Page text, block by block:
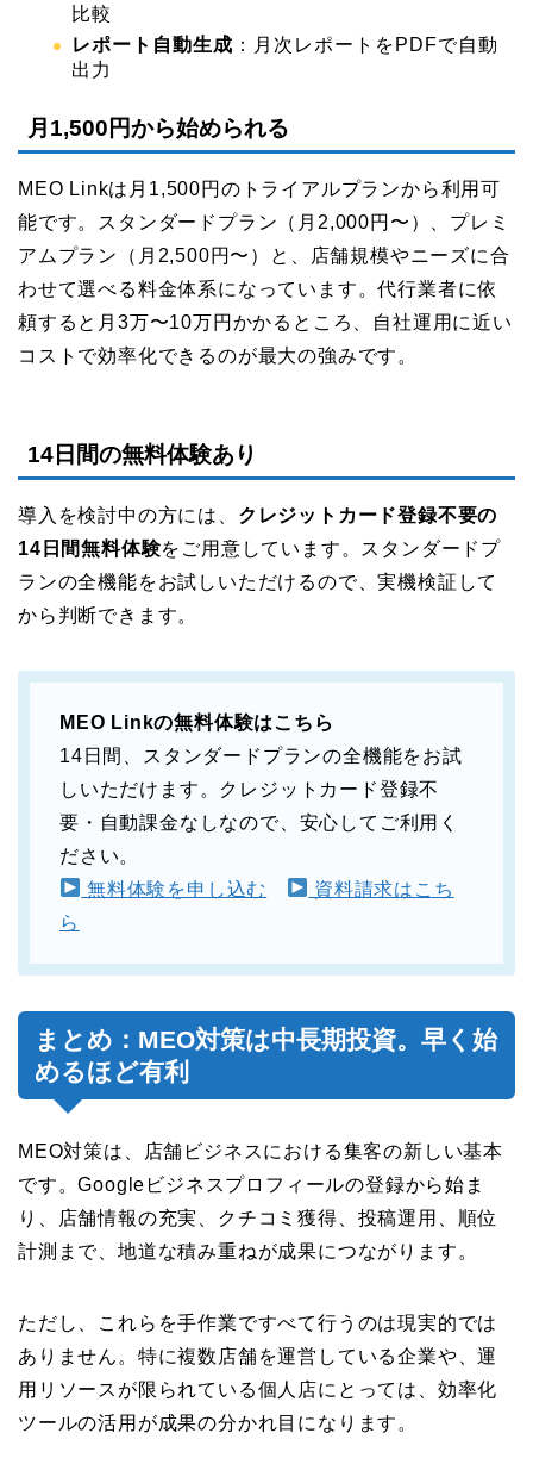
比較
レポート自動生成 ：月次レポートをPDFで自動
出力
月1,500円から始められる
MEO Linkは月1,500円のトライアルプランから利用可
能です。スタンダードプラン（月2,000円〜）、プレミ
アムプラン（月2,500円〜）と、店舗規模やニーズに合
わせて選べる料金体系になっています。代行業者に依
頼すると月3万〜10万円かかるところ、自社運用に近い
コストで効率化できるのが最大の強みです。
14日間の無料体験あり
導入を検討中の方には、 クレジットカード登録不要の
14日間無料体験をご用意しています。スタンダードプ
ランの全機能をお試しいただけるので、実機検証して
から判断できます。
MEO Linkの無料体験はこちら
14日間、スタンダードプランの全機能をお試
しいただけます。クレジットカード登録不
要・自動課金なしなので、安心してご利用く
ださい。
無料体験を申し込む
資料請求はこち
ら
まとめ：MEO対策は中長期投資。早く始
めるほど有利
MEO対策は、店舗ビジネスにおける集客の新しい基本
です。Googleビジネスプロフィールの登録から始ま
り、店舗情報の充実、クチコミ獲得、投稿運用、順位
計測まで、地道な積み重ねが成果につながります。
ただし、これらを手作業ですべて行うのは現実的では
ありません。特に複数店舗を運営している企業や、運
用リソースが限られている個人店にとっては、効率化
ツールの活用が成果の分かれ目になります。